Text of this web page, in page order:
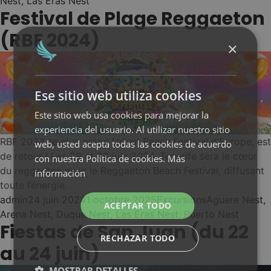
Festival de Plage Reggaeton
(RBF 2024)
RBF 2024, le plus grand Urban Beach Festival d’Europe, est
de retour ! Les 29 et 30 juin 2024, Tenerife sera le cœur
du reggaeton avec le Reggaeton Beach Festival, diffusant
toute l’énergie.
Posted by
admin 24 juin 20241 octobre 2025 Posted in
Excursions Aguere Nest,
Arena Nest
Duque Nest Puerto Nest
Fiestas de San Juan (du 22
au 24 juin)
×
Ese sitio web utiliza cookies
Este sitio web usa cookies para mejorar la
experiencia del usuario. Al utilizar nuestro sitio
web, usted acepta todas las cookies de acuerdo
con nuestra Política de cookies. Más
información
ACEPTAR TODO
RECHAZAR TODO